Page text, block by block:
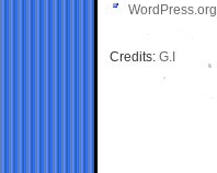
WordPress.org
Credits: G.I